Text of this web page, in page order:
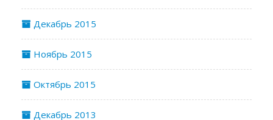
Декабрь 2015
Ноябрь 2015
Октябрь 2015
Декабрь 2013